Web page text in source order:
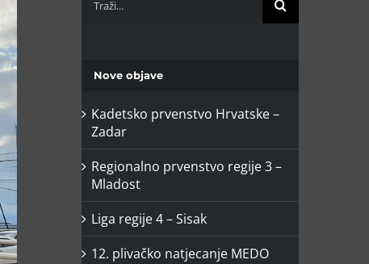
Nove objave
Kadetsko prvenstvo Hrvatske –
Zadar
Regionalno prvenstvo regije 3 –
Mladost
Liga regije 4 – Sisak
12. plivačko natjecanje MEDO⁣